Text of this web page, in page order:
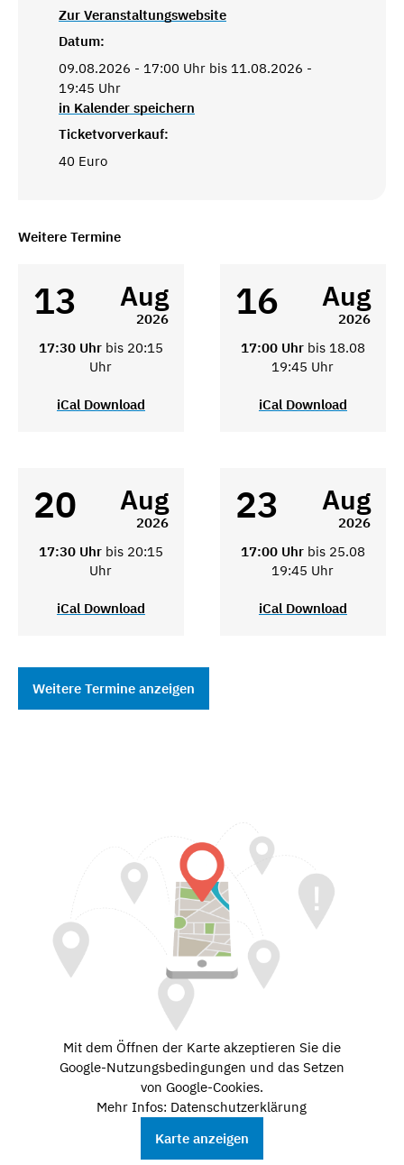
Zur Veranstaltungswebsite
Datum:
09.08.2026 - 17:00 Uhr bis 11.08.2026 -
19:45 Uhr
in Kalender speichern
Ticketvorverkauf:
40 Euro
Weitere Termine
13 Aug
2026
17:30 Uhr bis 20:15
Uhr
iCal Download
16 Aug
2026
17:00 Uhr bis 18.08
19:45 Uhr
iCal Download
20 Aug
2026
17:30 Uhr bis 20:15
Uhr
iCal Download
23 Aug
2026
17:00 Uhr bis 25.08
19:45 Uhr
iCal Download
Weitere Termine anzeigen
Mit dem Öffnen der Karte akzeptieren Sie die
Google-Nutzungsbedingungen und das Setzen
von Google-Cookies.
Mehr Infos: Datenschutzerklärung
Karte anzeigen